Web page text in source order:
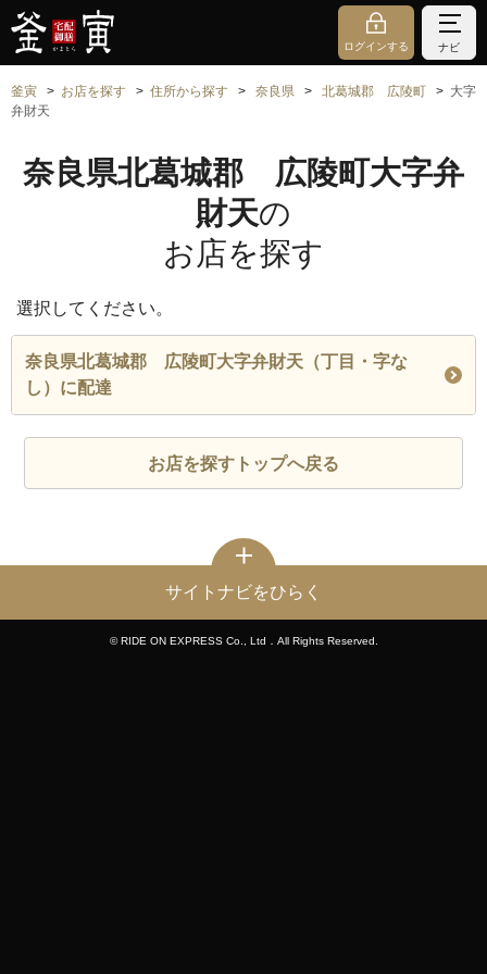
ログインする ナビ
釜寅 お店を探す 住所から探す 奈良県 北葛城郡 広陵町
大字
弁財天
奈良県北葛城郡 広陵町大字弁
財天の
お店を探す
選択してください。
奈良県北葛城郡 広陵町大字弁財天（丁目・字な
し）に配達
お店を探すトップへ戻る
サイトナビをひらく
© RIDE ON EXPRESS Co., Ltd．All Rights Reserved.